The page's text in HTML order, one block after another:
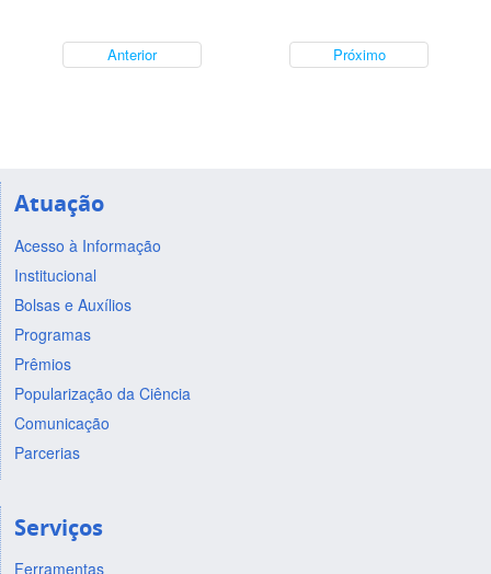
Anterior Próximo
Atuação
Acesso à Informação
Institucional
Bolsas e Auxílios
Programas
Prêmios
Popularização da Ciência
Comunicação
Parcerias
Serviços
Ferramentas